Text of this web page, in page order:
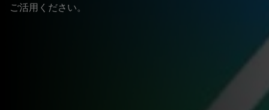
ご活用ください。